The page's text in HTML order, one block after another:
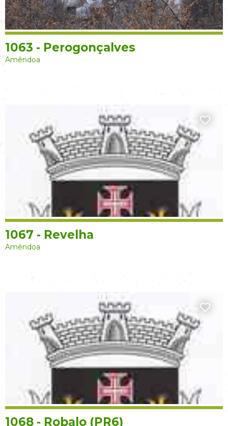
1063 - Perogonçalves
Amêndoa
1067 - Revelha
Amêndoa
1068 - Robalo (PR6)